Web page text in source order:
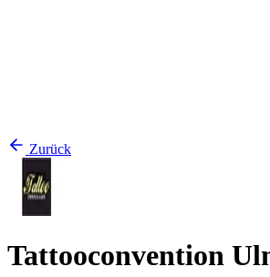
Zurück
Tattooconvention